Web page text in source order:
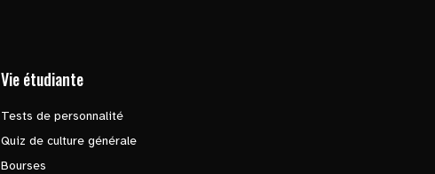
Vie étudiante
Tests de personnalité
Quiz de culture générale
Bourses